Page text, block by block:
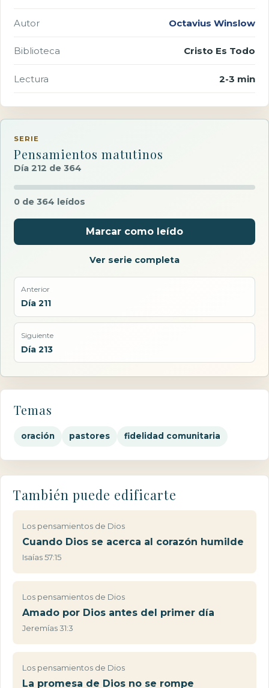
Autor Octavius Winslow
Biblioteca Cristo Es Todo
Lectura 2-3 min
SERIE
Pensamientos matutinos
Día 212 de 364
0 de 364 leídos
Marcar como leído
Ver serie completa
Anterior
Día 211
Siguiente
Día 213
Temas
oración pastores fidelidad comunitaria
También puede edificarte
Los pensamientos de Dios
Cuando Dios se acerca al corazón humilde
Isaías 57:15
Los pensamientos de Dios
Amado por Dios antes del primer día
Jeremías 31:3
Los pensamientos de Dios
La promesa de Dios no se rompe